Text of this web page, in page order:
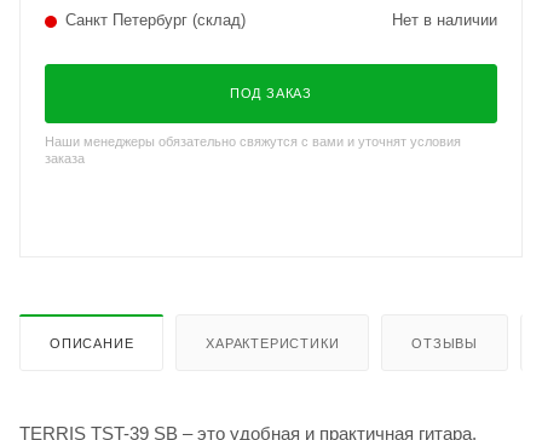
Санкт Петербург (склад) Нет в наличии
ПОД ЗАКАЗ
Наши менеджеры обязательно свяжутся с вами и уточнят условия
заказа
ОПИСАНИЕ ХАРАКТЕРИСТИКИ ОТЗЫВЫ
TERRIS TST-39 SB – это удобная и практичная гитара,